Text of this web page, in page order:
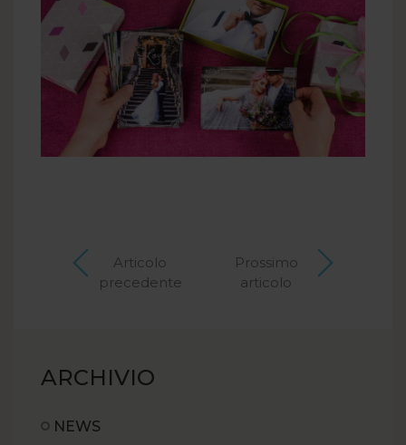
Articolo
precedente
Prossimo
articolo
ARCHIVIO
NEWS